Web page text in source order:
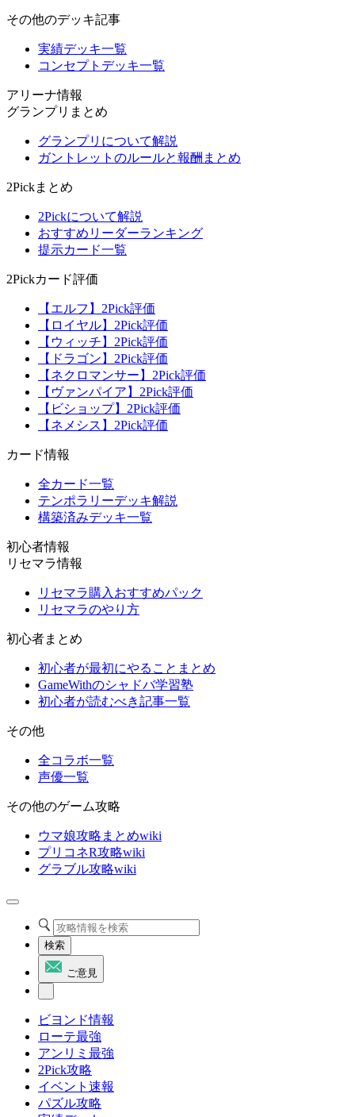
その他のデッキ記事
実績デッキ一覧
コンセプトデッキ一覧
アリーナ情報
グランプリまとめ
グランプリについて解説
ガントレットのルールと報酬まとめ
2Pickまとめ
2Pickについて解説
おすすめリーダーランキング
提示カード一覧
2Pickカード評価
【エルフ】2Pick評価
【ロイヤル】2Pick評価
【ウィッチ】2Pick評価
【ドラゴン】2Pick評価
【ネクロマンサー】2Pick評価
【ヴァンパイア】2Pick評価
【ビショップ】2Pick評価
【ネメシス】2Pick評価
カード情報
全カード一覧
テンポラリーデッキ解説
構築済みデッキ一覧
初心者情報
リセマラ情報
リセマラ購入おすすめパック
リセマラのやり方
初心者まとめ
初心者が最初にやることまとめ
GameWithのシャドバ学習塾
初心者が読むべき記事一覧
その他
全コラボ一覧
声優一覧
その他のゲーム攻略
ウマ娘攻略まとめwiki
プリコネR攻略wiki
グラブル攻略wiki
検索
ご意見
ビヨンド情報
ローテ最強
アンリミ最強
2Pick攻略
イベント速報
パズル攻略